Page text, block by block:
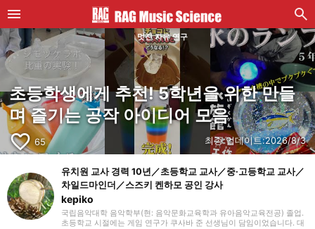
멋진 자유 연구
초등학생에게 추천! 5학년을 위한 만들
며 즐기는 공작 아이디어 모음
favorite_border 65 최종 업데이트:2026/8/3
유치원 교사 경력 10년／초등학교 교사／중·고등학교 교사／
차일드마인더／스즈키 켄하모 공인 강사
kepiko
국립음악대학 음악학부(현: 음악문화교육학과 유아음악교육전공) 졸업.
초등학교 시절에는 게임 연구가 쿠사바 준 선생님이 담임이었습니다. 대